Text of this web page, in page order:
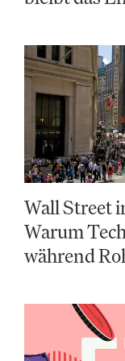
Wall Street
Warum
während